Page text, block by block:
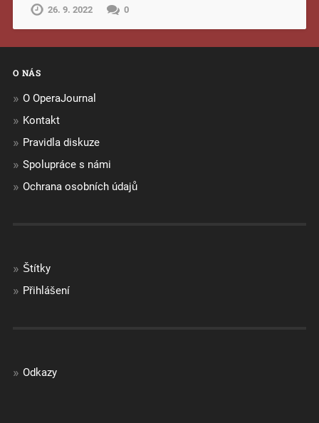
26. 9. 2022 0
O NÁS
O OperaJournal
Kontakt
Pravidla diskuze
Spolupráce s námi
Ochrana osobních údajů
Štítky
Přihlášení
Odkazy